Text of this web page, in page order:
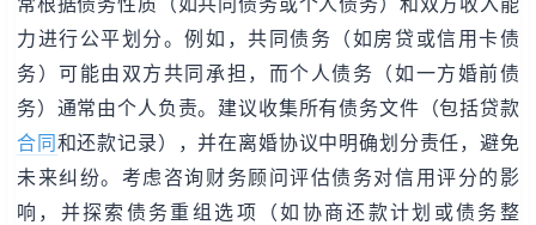
力进行公平划分。例如，共同债务（如房贷或信用卡债
务）可能由双方共同承担，而个人债务（如一方婚前债
务）通常由个人负责。建议收集所有债务文件（包括贷款
合同和还款记录），并在离婚协议中明确划分责任，避免
未来纠纷。考虑咨询财务顾问评估债务对信用评分的影
响，并探索债务重组选项（如协商还款计划或债务整